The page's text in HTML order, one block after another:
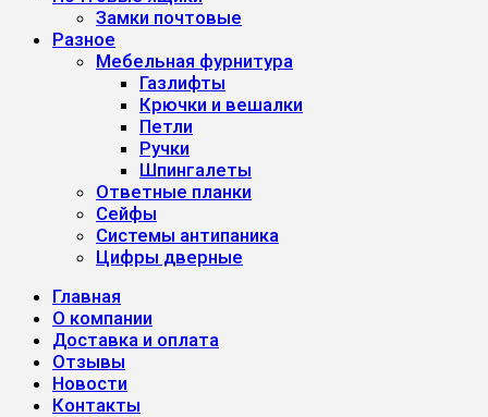
Замки почтовые
Разное
Мебельная фурнитура
Газлифты
Крючки и вешалки
Петли
Ручки
Шпингалеты
Ответные планки
Сейфы
Системы антипаника
Цифры дверные
Главная
О компании
Доставка и оплата
Отзывы
Новости
Контакты